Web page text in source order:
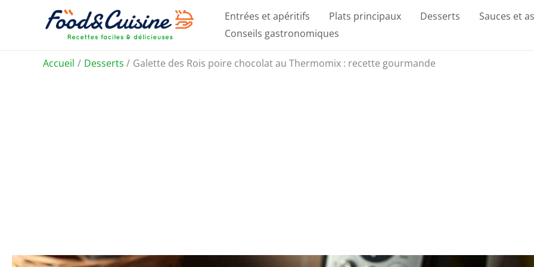
Entrées et apéritifs Plats principaux Desserts Sauces et
Conseils gastronomiques
Accueil Desserts Galette des Rois poire chocolat au Thermomix : recette gourmande